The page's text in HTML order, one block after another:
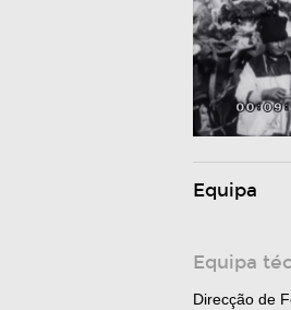
Equipa
Equipa
Direcção de